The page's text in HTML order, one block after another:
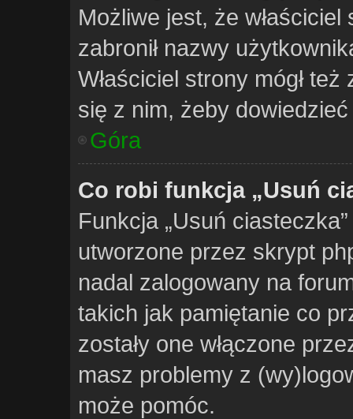
Możliwe jest, że właściciel
zabronił nazwy
Właściciel strony mógł
się z nim, żeby
Góra
Co robi funkcja „Usuń
Funkcja „Usuń
utworzone przez skrypt
nadal zalogowany na
takich jak pamiętanie co
zostały one włączone
masz problemy z
może pomóc.